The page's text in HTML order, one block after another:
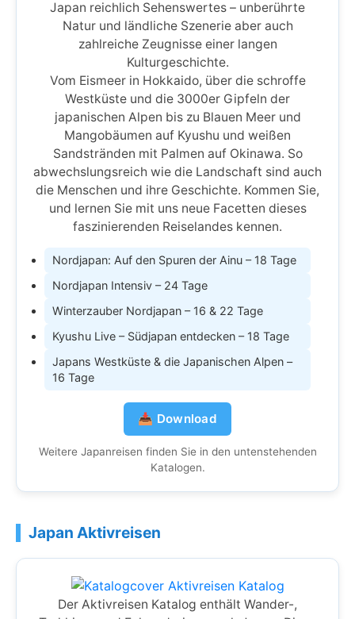
Japan reichlich Sehenswertes – unberührte
Natur und ländliche Szenerie aber auch
zahlreiche Zeugnisse einer langen
Kulturgeschichte.
Vom Eismeer in Hokkaido, über die schroffe
Westküste und die 3000er Gipfeln der
japanischen Alpen bis zu Blauen Meer und
Mangobäumen auf Kyushu und weißen
Sandstränden mit Palmen auf Okinawa. So
abwechslungsreich wie die Landschaft sind auch
die Menschen und ihre Geschichte. Kommen Sie,
und lernen Sie mit uns neue Facetten dieses
faszinierenden Reiselandes kennen.
Nordjapan: Auf den Spuren der Ainu – 18 Tage
Nordjapan Intensiv – 24 Tage
Winterzauber Nordjapan – 16 & 22 Tage
Kyushu Live – Südjapan entdecken – 18 Tage
Japans Westküste & die Japanischen Alpen –
16 Tage
📥 Download
Weitere Japanreisen finden Sie in den untenstehenden
Katalogen.
Japan Aktivreisen
Der Aktivreisen Katalog enthält Wander-,